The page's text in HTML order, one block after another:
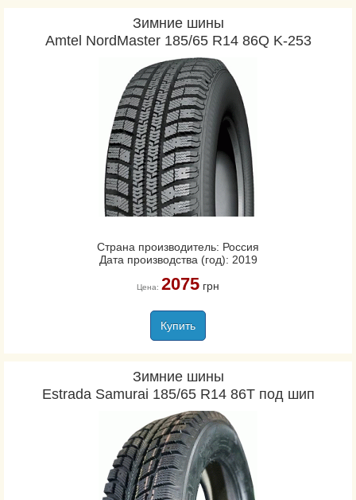
Зимние шины
Amtel NordMaster 185/65 R14 86Q K-253
Страна производитель: Россия
Дата производства (год): 2019
Цена: 2075грн
Купить
Зимние шины
Estrada Samurai 185/65 R14 86T под шип